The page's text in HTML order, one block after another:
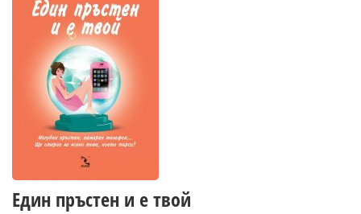
Един пръстен и е твой